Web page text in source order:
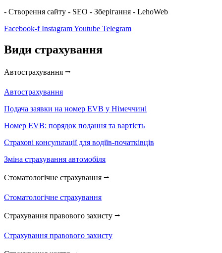
- Створення сайту - SEO - Зберігання - LehoWeb
Facebook-f InstagramYoutube Telegram
Види страхування
Автострахування ⭢
Автострахування
Подача заявки на номер EVB у Німеччині
Номер EVB: порядок подання та вартість
Страхові консультації для водіїв-початківців
Зміна страхування автомобіля
Стоматологічне страхування ⭢
Стоматологічне страхування
Страхування правового захисту ⭢
Страхування правового захисту